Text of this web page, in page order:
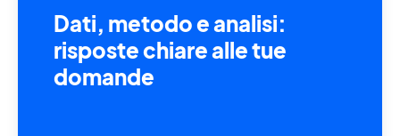
Dati, metodo e analisi:
risposte chiare alle tue
domande